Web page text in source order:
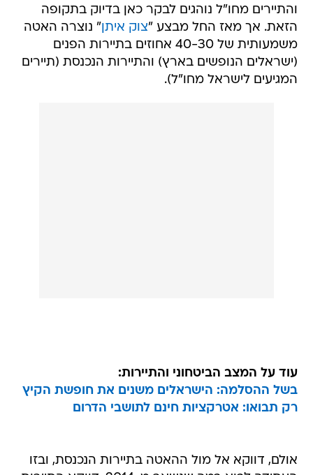
והתיירים מחו"ל נוהגים לבקר כאן בדיוק בתקופה
הזאת. אך מאז החל מבצע "צוק איתן" נוצרה האטה
משמעותית של 40-30 אחוזים בתיירות הפנים
(ישראלים הנופשים בארץ) והתיירות הנכנסת (תיירים
המגיעים לישראל מחו"ל).
עוד על המצב הביטחוני והתיירות:
בשל ההסלמה: הישראלים משנים את חופשת הקיץ
רק תבואו: אטרקציות חינם לתושבי הדרום
אולם, דווקא אל מול ההאטה בתיירות הנכנסת, ובזו